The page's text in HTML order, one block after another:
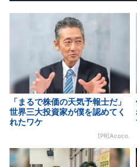
「まるで株価の天気予報士だ」
世界三大投資家が僕を認めてく
れたワケ
[PR]Acoco.